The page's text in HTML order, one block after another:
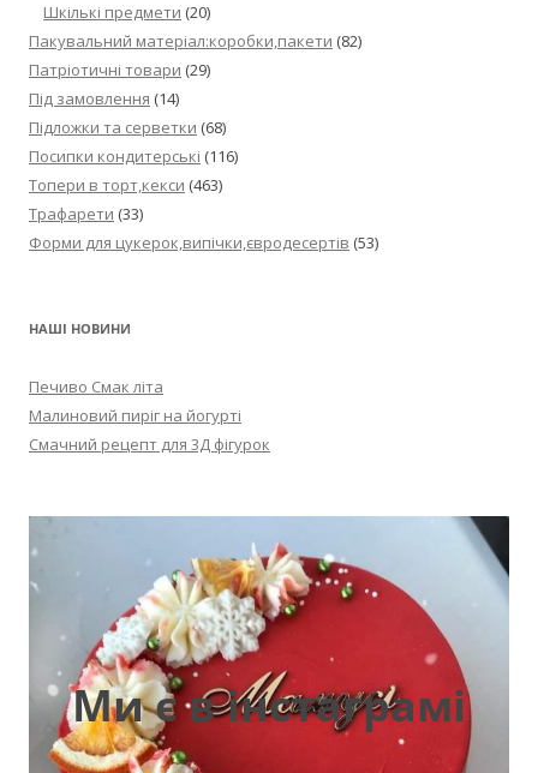
Шкількі предмети (20)
Пакувальний матеріал:коробки,пакети (82)
Патріотичні товари (29)
Під замовлення (14)
Підложки та серветки (68)
Посипки кондитерські (116)
Топери в торт,кекси (463)
Трафарети (33)
Форми для цукерок,випічки,євродесертів (53)
НАШІ НОВИНИ
Печиво Смак літа
Малиновий пиріг на йогурті
Смачний рецепт для 3Д фігурок
Ми є в інстаграмі